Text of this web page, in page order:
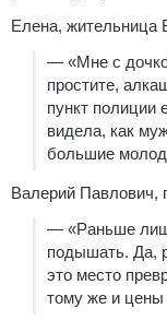
Елена, жительница
— «Мне с
простите,
пункт полиции
видела, как
большие
Валерий Павлович,
— «Раньше
подышать. Да,
это место
тому же и цены